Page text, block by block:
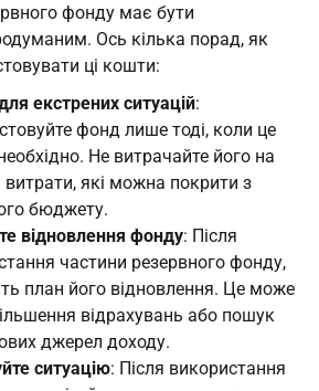
фонду має бути
Ось кілька порад, як
ці кошти:
екстрених ситуацій:
фонд лише тоді, коли це
Не витрачайте його на
витрати, які можна покрити з
бюджету.
відновлення фонду: Після
частини резервного фонду,
план його відновлення. Це може
відрахувань або пошук
джерел доходу.
ситуацію: Після використання